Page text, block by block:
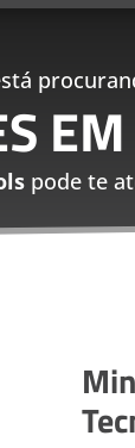
pode te